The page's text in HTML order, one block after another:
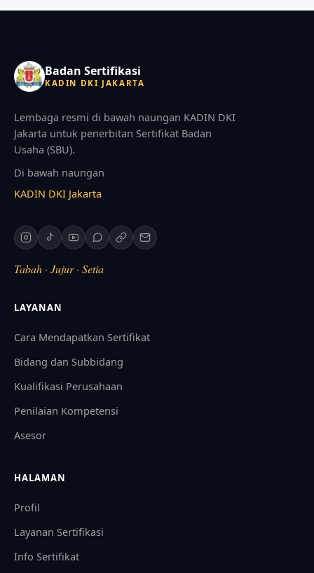
dipungut biaya, dan tim kami akan memandu
Badan Sertifikasi
KADIN DKI JAKARTA
Lembaga resmi di bawah naungan KADIN DKI
Jakarta untuk penerbitan Sertifikat Badan
Usaha (SBU).
Di bawah naungan
KADIN DKI Jakarta
Tabah · Jujur · Setia
LAYANAN
Cara Mendapatkan Sertifikat
Bidang dan Subbidang
Kualifikasi Perusahaan
Penilaian Kompetensi
Asesor
HALAMAN
Profil
Layanan Sertifikasi
Info Sertifikat